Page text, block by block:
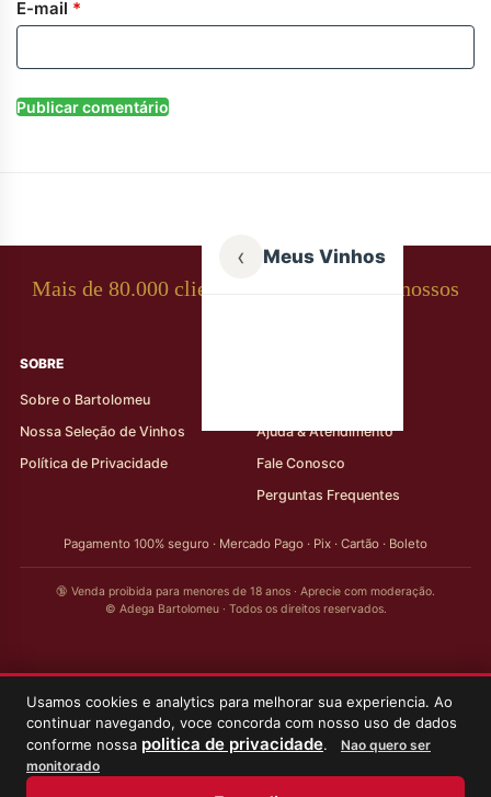
E-mail *
Usamos cookies e analytics para melhorar sua experiencia. Ao
continuar navegando, voce concorda com nosso uso de dados
conforme nossa politica de privacidade.
Nao quero ser
monitorado
‹ Meus Vinhos
Mais de 80.000 clientes apaixonados por nossos
SOBRE
Sobre o Bartolomeu
Nossa Seleção de Vinhos
Política de Privacidade
Ajuda & Atendimento
Fale Conosco
Perguntas Frequentes
Pagamento 100% seguro · Mercado Pago · Pix · Cartão · Boleto
🔞 Venda proibida para menores de 18 anos · Aprecie com moderação.
© Adega Bartolomeu · Todos os direitos reservados.